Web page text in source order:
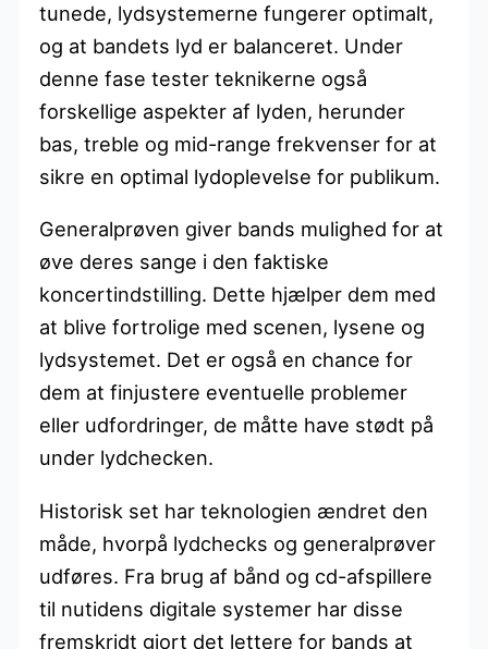
tunede, lydsystemerne fungerer optimalt,
og at bandets lyd er balanceret. Under
denne fase tester teknikerne også
forskellige aspekter af lyden, herunder
bas, treble og mid-range frekvenser for at
sikre en optimal lydoplevelse for publikum.
Generalprøven giver bands mulighed for at
øve deres sange i den faktiske
koncertindstilling. Dette hjælper dem med
at blive fortrolige med scenen, lysene og
lydsystemet. Det er også en chance for
dem at finjustere eventuelle problemer
eller udfordringer, de måtte have stødt på
under lydchecken.
Historisk set har teknologien ændret den
måde, hvorpå lydchecks og generalprøver
udføres. Fra brug af bånd og cd-afspillere
til nutidens digitale systemer har disse
fremskridt gjort det lettere for bands at